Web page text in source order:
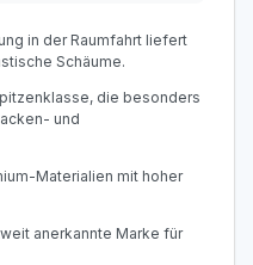
in der Raumfahrt liefert
Schäume.
die besonders
und
Materialien mit hoher
anerkannte Marke für